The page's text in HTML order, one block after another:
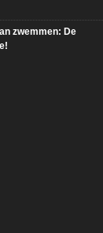
zwemmen: De